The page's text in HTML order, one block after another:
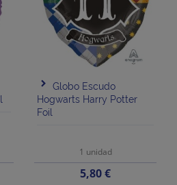
Globo Escudo
Hogwarts Harry Potter
Foil
1 unidad
Precio
5,80 €